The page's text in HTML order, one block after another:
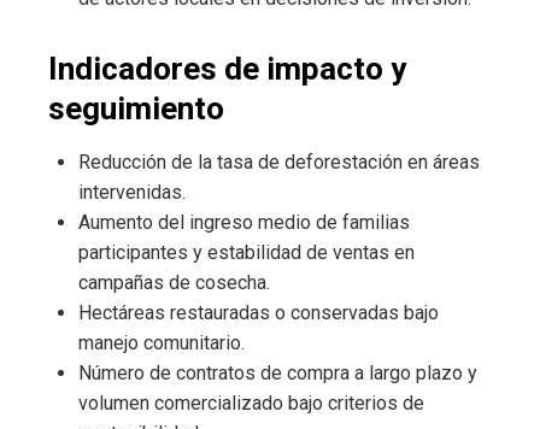
Indicadores de impacto y
seguimiento
Reducción de la tasa de deforestación en áreas
intervenidas.
Aumento del ingreso medio de familias
participantes y estabilidad de ventas en
campañas de cosecha.
Hectáreas restauradas o conservadas bajo
manejo comunitario.
Número de contratos de compra a largo plazo y
volumen comercializado bajo criterios de